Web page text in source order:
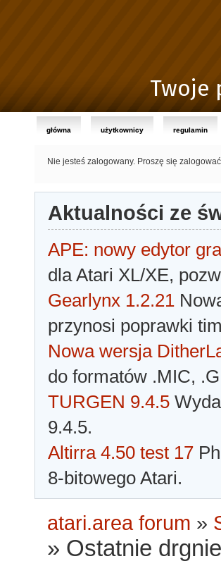
Twoje
główna użytkownicy regulamin
Nie jesteś zalogowany. Proszę się
Aktualności ze
APE: nowy edytor
dla Atari XL/XE,
Gearlynx 1.2.21
przynosi poprawki
Nowa wersja
do formatów .MIC,
TURGEN 9.4.5
9.4.5.
Altirra 4.50 test 17
8-bitowego Atari.
atari.area forum »
» Ostatnie